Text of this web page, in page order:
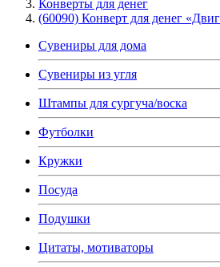
Конверты для денег
(60090) Конверт для денег
Сувениры для дома
Сувениры из угля
Штампы для сургуча/воска
Футболки
Кружки
Посуда
Подушки
Цитаты, мотиваторы